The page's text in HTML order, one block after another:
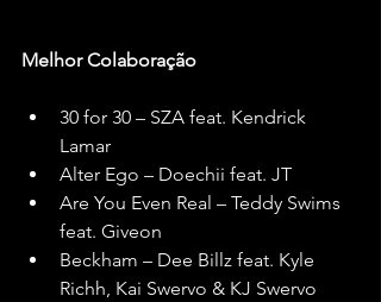
Melhor Colaboração
30 for 30 – SZA feat. Kendrick
Lamar
Alter Ego – Doechii feat. JT
Are You Even Real – Teddy Swims
feat. Giveon
Beckham – Dee Billz feat. Kyle
Richh, Kai Swervo & KJ Swervo